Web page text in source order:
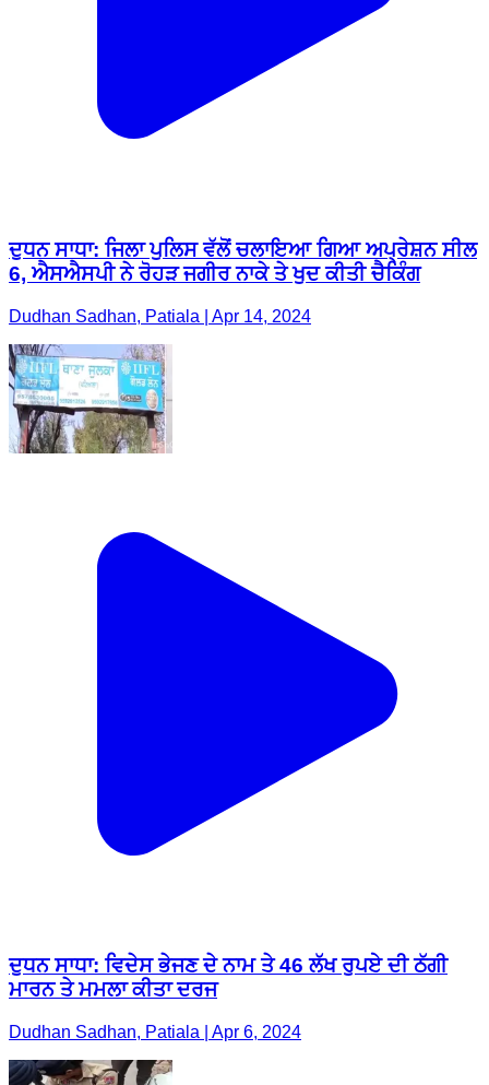
ਦੁਧਨ ਸਾਧਾ: ਜਿਲਾ ਪੁਲਿਸ ਵੱਲੋਂ ਚਲਾਇਆ ਗਿਆ ਅਪ੍ਰੇਸ਼ਨ ਸੀਲ
6, ਐਸਐਸਪੀ ਨੇ ਰੋਹੜ ਜਗੀਰ ਨਾਕੇ ਤੇ ਖੁਦ ਕੀਤੀ ਚੈਕਿੰਗ
Dudhan Sadhan, Patiala | Apr 14, 2024
ਦੁਧਨ ਸਾਧਾ: ਵਿਦੇਸ ਭੇਜਣ ਦੇ ਨਾਮ ਤੇ 46 ਲੱਖ ਰੁਪਏ ਦੀ ਠੱਗੀ
ਮਾਰਨ ਤੇ ਮਮਲਾ ਕੀਤਾ ਦਰਜ
Dudhan Sadhan, Patiala | Apr 6, 2024